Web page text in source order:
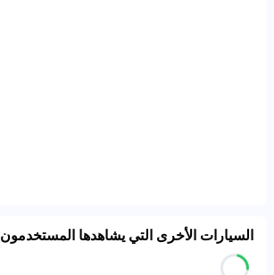
السيارات الأخرى التي يشاهدها المستخدمون